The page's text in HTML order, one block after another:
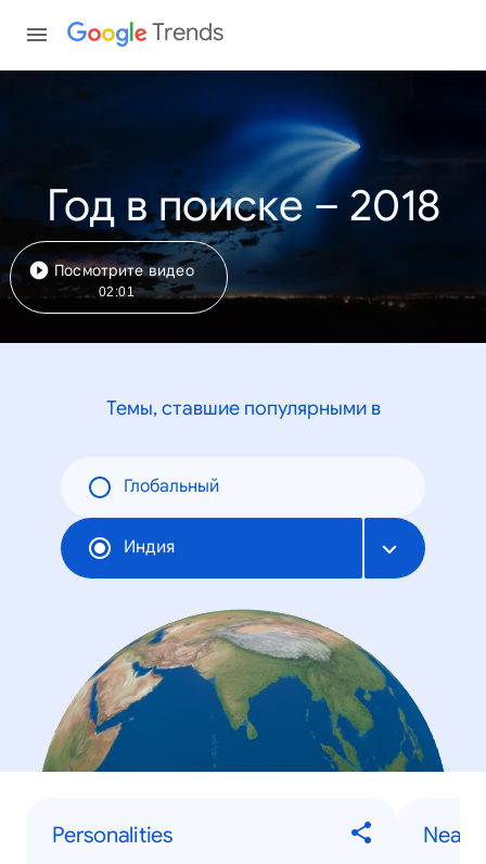
Trends
Год в поиске – 2018
Посмотрите видео
02:01
Темы, ставшие популярными в
Глобальный
Индия
Personalities
Near